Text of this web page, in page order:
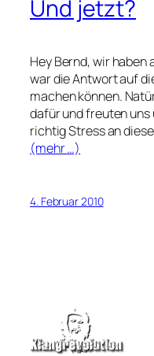
Und jetzt?
Hey Bernd, wir haben
war die Antwort auf
machen können.
dafür und freuten uns
richtig Stress an
(mehr …)
4. Februar 2010